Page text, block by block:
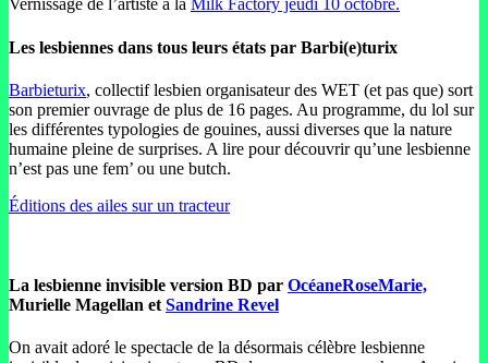
Vernissage de l’artiste à la Milk Factory jeudi 10 octobre.
Les lesbiennes dans tous leurs états par Barbi(e)turix
Barbieturix, collectif lesbien organisateur des WET (et pas que) sort
son premier ouvrage de plus de 16 pages. Au programme, du lol sur
les différentes typologies de gouines, aussi diverses que la nature
humaine pleine de surprises. A lire pour découvrir qu’une lesbienne
n’est pas une fem’ ou une butch.
Éditions des ailes sur un tracteur
La lesbienne invisible version BD par OcéaneRoseMarie,
Murielle Magellan et Sandrine Revel
On avait adoré le spectacle de la désormais célèbre lesbienne